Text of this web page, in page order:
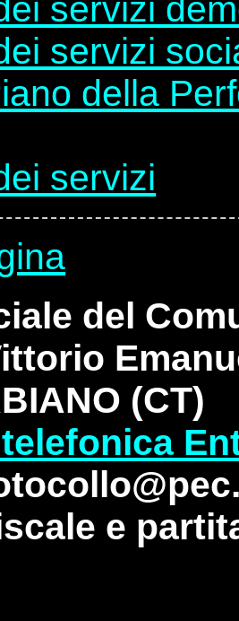
servizi
servizi
della
servizi
del
(CT)
e